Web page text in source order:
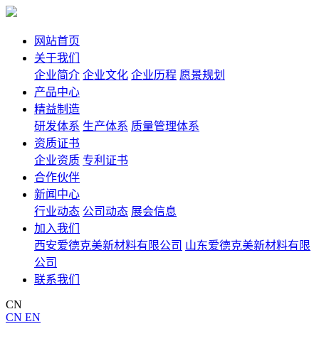
网站首页
关于我们
企业简介 企业文化 企业历程 愿景规划
产品中心
精益制造
研发体系 生产体系 质量管理体系
资质证书
企业资质 专利证书
合作伙伴
新闻中心
行业动态 公司动态 展会信息
加入我们
西安爱德克美新材料有限公司 山东爱德克美新材料有限
公司
联系我们
CN
CN EN